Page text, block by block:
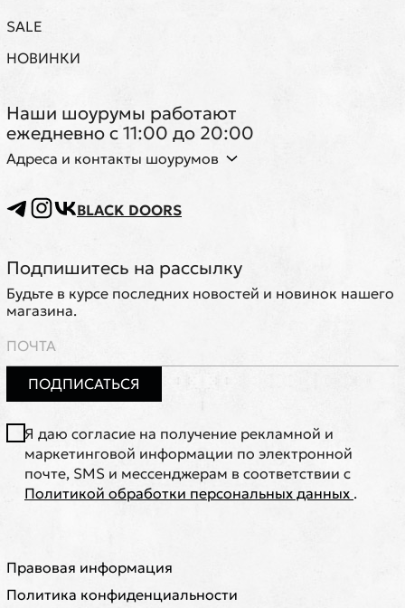
SALE
НОВИНКИ
Наши шоурумы работают
ежедневно с 11:00 до 20:00
Адреса и контакты шоурумов
BLACK DOORS
Подпишитесь на рассылку
Будьте в курсе последних новостей и новинок нашего
магазина.
ПОДПИСАТЬСЯ
Я даю согласие на получение рекламной и
маркетинговой информации по электронной
почте, SMS и мессенджерам в соответствии с
Политикой обработки персональных данных .
Правовая информация
Политика конфиденциальности